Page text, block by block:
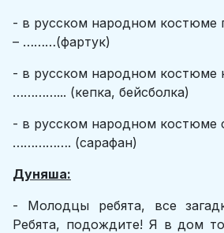
- в русском народном костюме
– ………(фартук)
- в русском народном костюме
…………... (кепка, бейсболка)
- в русском народном костюме
……………. (сарафан)
Дуняша:
- Молодцы ребята, все
Ребята, подождите! Я в дом